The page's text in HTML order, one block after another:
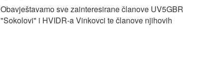
Obavještavamo sve zainteresirane članove UV5GBR
"Sokolovi" i HVIDR-a Vinkovci te članove njihovih